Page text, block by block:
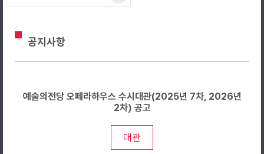
공지사항
예술의전당 오페라하우스 수시대관(2025년 7차, 2026년
2차) 공고
대관